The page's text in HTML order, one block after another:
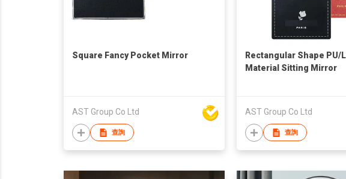
Square Fancy Pocket Mirror
AST Group Co Ltd
查詢
Rectangular Shape PU/
Material Sitting Mirror
AST Group Co Ltd
查詢